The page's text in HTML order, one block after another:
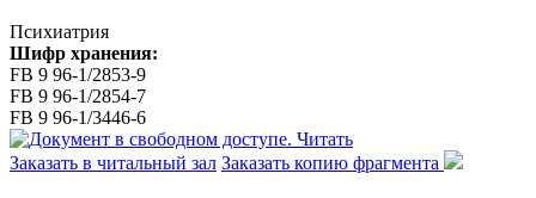
Психиатрия
Шифр хранения:
FB 9 96-1/2853-9
FB 9 96-1/2854-7
FB 9 96-1/3446-6
Читать
Заказать в читальный зал Заказать копию фрагмента